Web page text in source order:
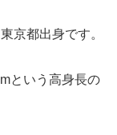
京都出身です。
という高身長の